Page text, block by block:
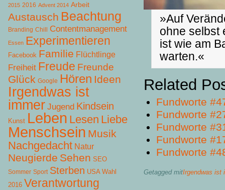
»Auf
ohne selbst
ist wie am
warten.«
Related
Fundworte
Fundworte
Fundworte
Fundworte
Fundworte
Getagged mitIrgendwas ist
2015 2016 Advent 2014 Arbeit
Austausch Beachtung
Branding Chill Contentmanagement
Essen Experimentieren
Facebook Familie Flüchtlinge
Freiheit Freude Freunde
Glück Google Hören Ideen
Irgendwas ist
immer Jugend Kindsein
Kunst Leben Lesen Liebe
Menschsein Musik
Nachgedacht Natur
Neugierde Sehen SEO
Sommer Sport Sterben USA Wahl
2016 Verantwortung